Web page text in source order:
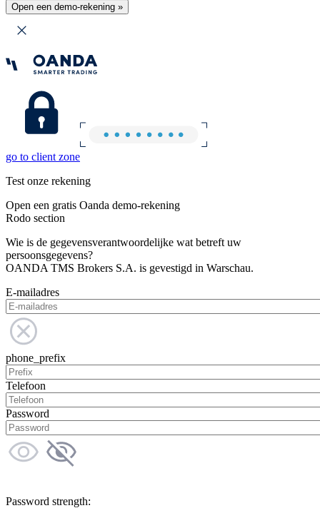
Open een demo-rekening »
go to client zone
Test onze rekening
Open een gratis Oanda demo-rekening
Rodo section
Wie is de gegevensverantwoordelijke wat betreft uw
persoonsgegevens?
OANDA TMS Brokers S.A. is gevestigd in Warschau.
E-mailadres
phone_prefix
Telefoon
Password
Password strength: